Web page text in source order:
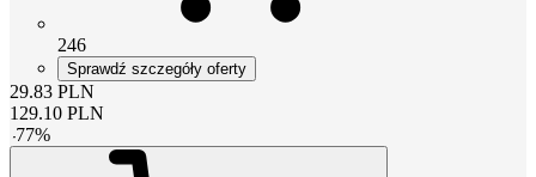
246
Sprawdź szczegóły oferty
29.83 PLN
129.10 PLN
-77%